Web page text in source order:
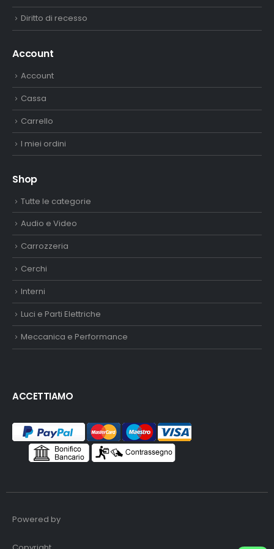
Diritto di recesso
Account
Account
Cassa
Carrello
I miei ordini
Shop
Tutte le categorie
Audio e Video
Carrozzeria
Cerchi
Interni
Luci e Parti Elettriche
Meccanica e Performance
ACCETTIAMO
Powered by